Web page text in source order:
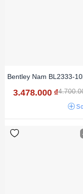
Bentley Nam BL2333-
3.478.000 ₫